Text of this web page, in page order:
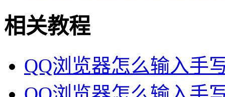
相关教程
QQ浏览器怎么输入手